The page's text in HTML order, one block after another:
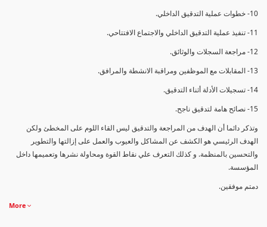
10- خطوات عملية التدقيق الداخلي.
11- تنفيذ عملية التدقيق الداخلي والاجتماع الافتتاحي.
12- مراجعة السجلات والوثائق.
13- المقابلات مع الموظفين ومراقبة الانشطة والمرافق.
14- تسجيلات الأدلة أثناء التدقيق.
15- نصائح هامة لتدقيق ناجح.
وتذكر دائما أن الهدف من المراجعة والتدقيق ليس القاء اللوم على المخطئ ولكن
الهدف الرئيسي هو الكشف عن المشاكل والعيوب والعمل على إزالتها والتطوير
والتحسين بالمنظمة. و كذلك التعرف علي نقاط القوة ومحاولة نشرها وتعميمها داخل
المؤسسة.
دمتم موفقين.
More